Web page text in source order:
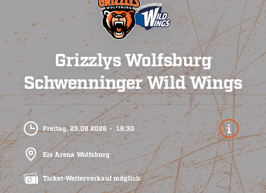
Grizzlys Wolfsburg
Schwenninger Wild Wings
Freitag, 25.09.2026 19:30
Eis Arena Wolfsburg
Ticket-Weiterverkauf möglich